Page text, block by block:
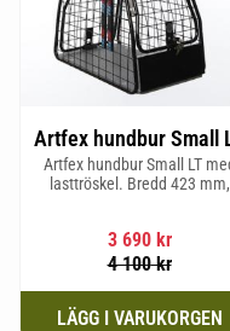
Artfex hundbur Small
Artfex hundbur Small LT
lasttröskel. Bredd 423 mm,
3 690kr
4 100kr